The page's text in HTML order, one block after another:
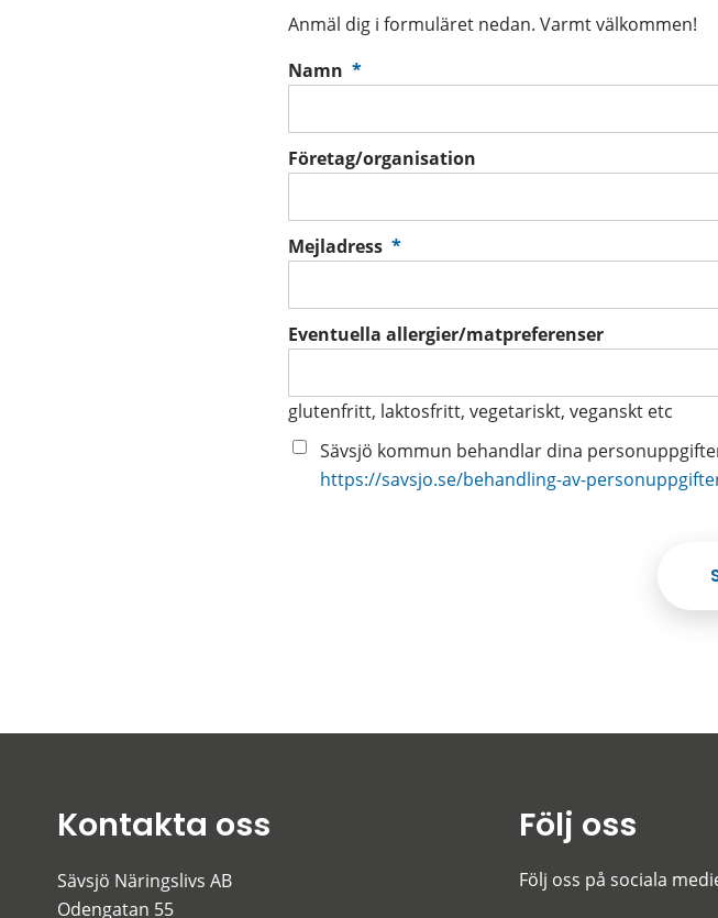
Anmäl dig i formuläret nedan. Varmt välkommen!
Namn *(obligatorisk)
Företag/organisation
Mejladress *(obligatorisk)
Eventuella allergier/matpreferenser
glutenfritt, laktosfritt, vegetariskt, veganskt etc
Sävsjö kommun behandlar dina
https://savsjo.se/behandling-av-
Kontakta oss
Sävsjö Näringslivs AB
Odengatan 55
Följ oss
Följ oss på sociala